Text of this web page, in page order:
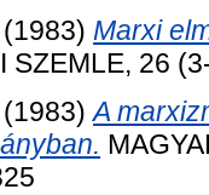
(1983) Marxi
SZEMLE, 26
(1983)A